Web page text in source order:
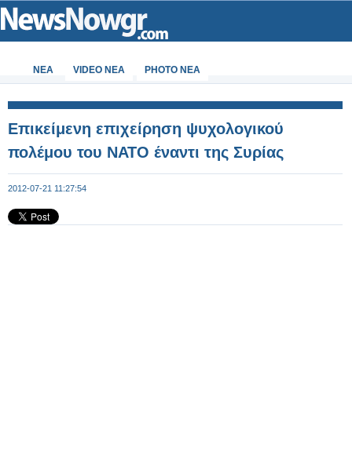
ΝΕΑ VIDEO NEA PHOTO NEA
Επικείμενη επιχείρηση ψυχολογικού
πολέμου του ΝΑΤΟ έναντι της Συρίας
2012-07-21 11:27:54